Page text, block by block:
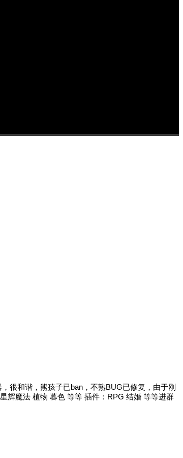
很和谐，熊孩子已ban，不熟BUG已修复，由于刚
辉魔法 植物 暮色 等等 插件：RPG 结婚 等等进群